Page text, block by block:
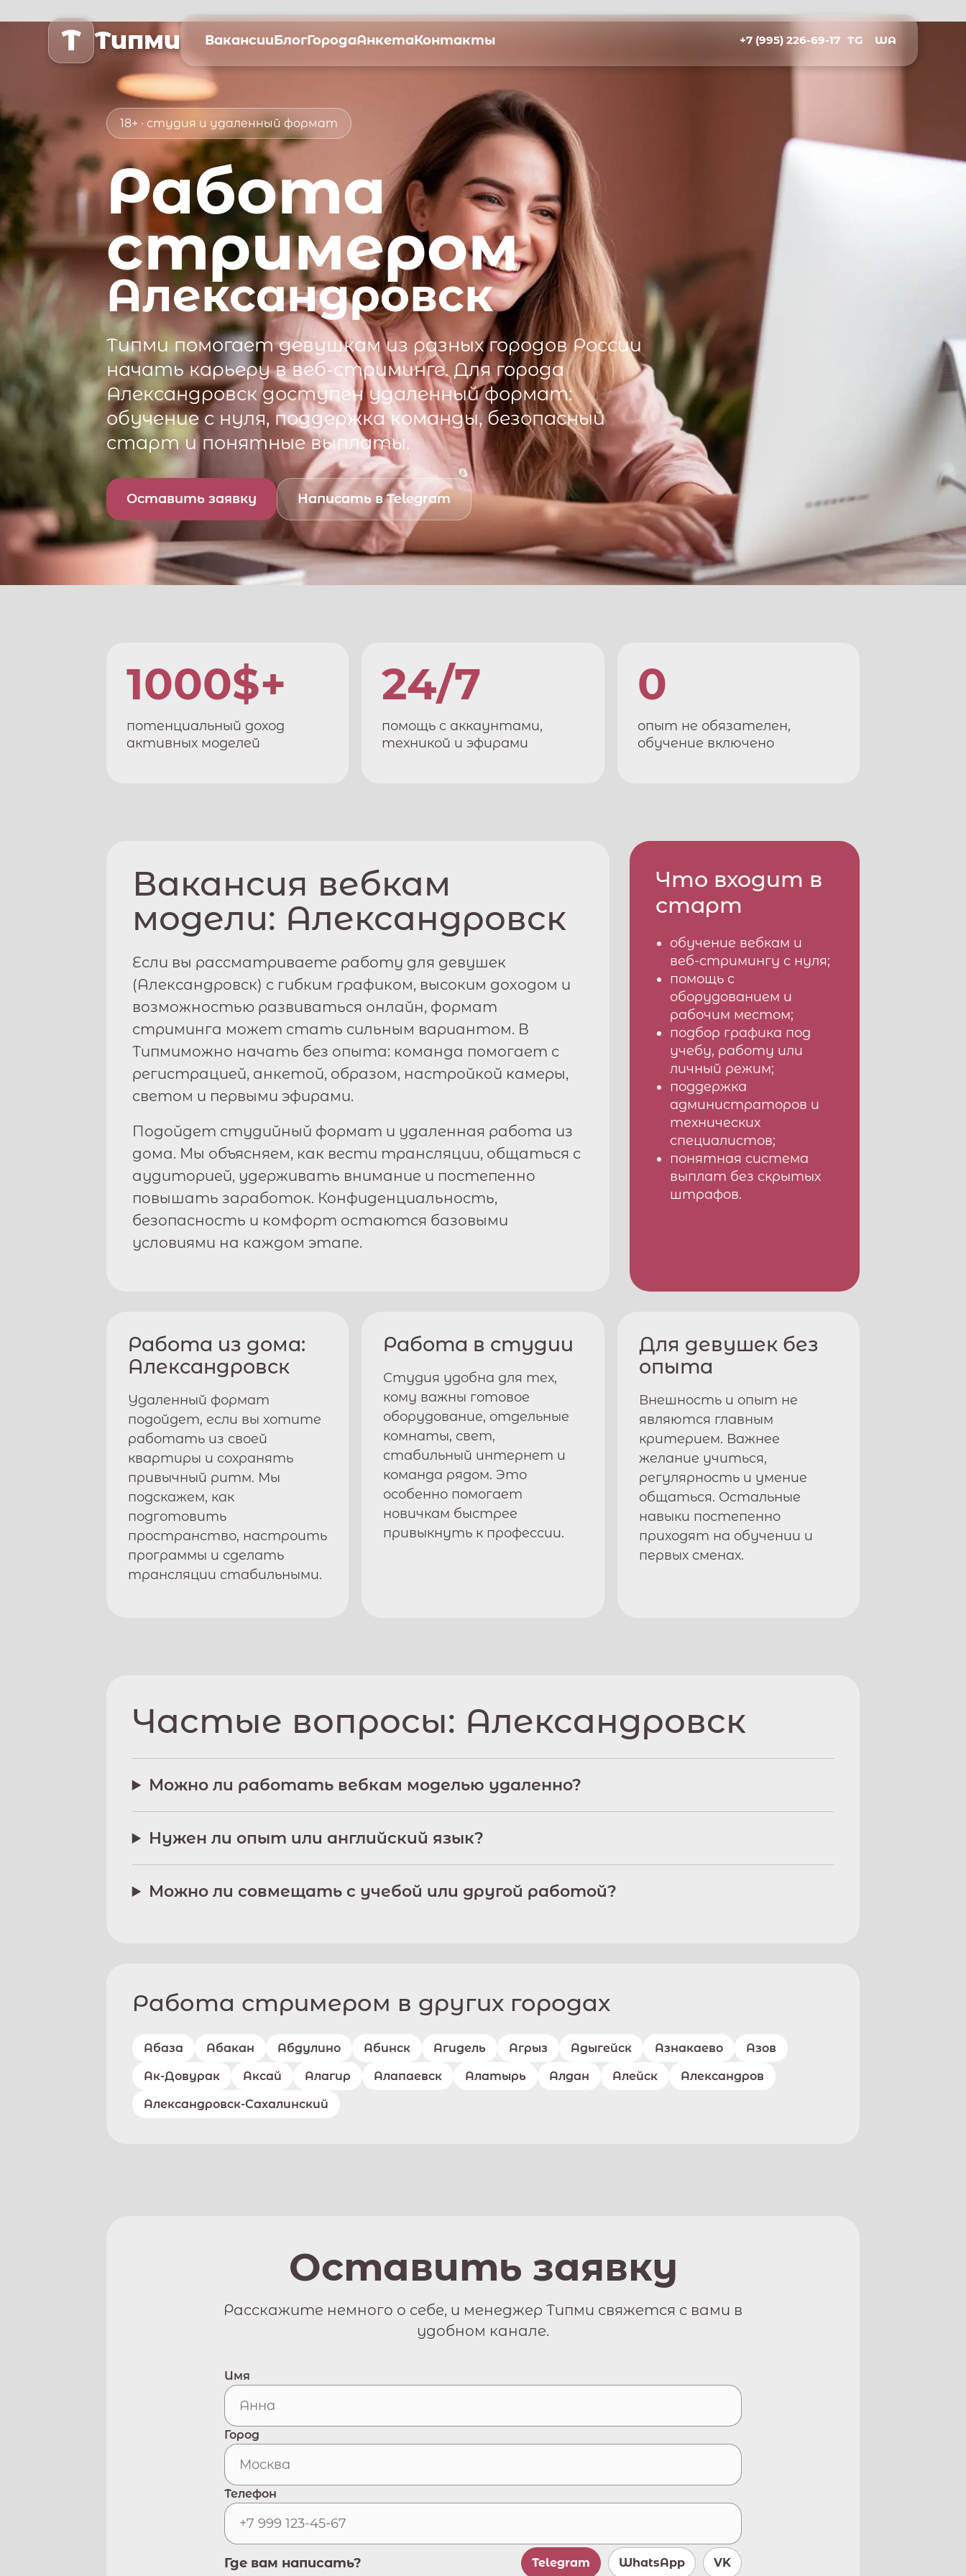
T Типми ВакансииБлогГородаАнкетаКонтакты +7 (995) 226-69-17 TG WA
18+ · студия и удаленный формат
Работа
стримером
Александровск
Типмипомогает девушкам из разных городов России
начать карьеру в веб-стриминге. Для города
Александровскдоступен удаленный формат:
обучение с нуля, поддержка команды, безопасный
старт и понятные выплаты.
Оставить заявку Написать в Telegram
1000$+
потенциальный доход
активных моделей
24/7
помощь с аккаунтами,
техникой и эфирами
0
опыт не обязателен,
обучение включено
Вакансия вебкам
модели: Александровск
Если вы рассматриваете работу для девушек
(Александровск) с гибким графиком, высоким доходом и
возможностью развиваться онлайн, формат
стриминга может стать сильным вариантом. В
Типмиможно начать без опыта: команда помогает с
регистрацией, анкетой, образом, настройкой камеры,
светом и первыми эфирами.
Подойдет студийный формат и удаленная работа из
дома. Мы объясняем, как вести трансляции, общаться с
аудиторией, удерживать внимание и постепенно
повышать заработок. Конфиденциальность,
безопасность и комфорт остаются базовыми
условиями на каждом этапе.
Что входит в
старт
обучение вебкам и
веб-стримингу с нуля;
помощь с
оборудованием и
рабочим местом;
подбор графика под
учебу, работу или
личный режим;
поддержка
администраторов и
технических
специалистов;
понятная система
выплат без скрытых
штрафов.
Работа из дома:
Александровск
Удаленный формат
подойдет, если вы хотите
работать из своей
квартиры и сохранять
привычный ритм. Мы
подскажем, как
подготовить
пространство, настроить
программы и сделать
трансляции стабильными.
Работа в студии
Студия удобна для тех,
кому важны готовое
оборудование, отдельные
комнаты, свет,
стабильный интернет и
команда рядом. Это
особенно помогает
новичкам быстрее
привыкнуть к профессии.
Для девушек без
опыта
Внешность и опыт не
являются главным
критерием. Важнее
желание учиться,
регулярность и умение
общаться. Остальные
навыки постепенно
приходят на обучении и
первых сменах.
Частые вопросы: Александровск
Можно ли работать вебкам моделью удаленно?
Нужен ли опыт или английский язык?
Можно ли совмещать с учебой или другой работой?
Работа стримером в других городах
Абаза Абакан Абдулино Абинск Агидель Агрыз Адыгейск Азнакаево Азов
Ак-Довурак Аксай Алагир Алапаевск Алатырь Алдан Алейск Александров
Александровск-Сахалинский
Оставить заявку
Расскажите немного о себе, и менеджер Типми свяжется с вами в
удобном канале.
Имя
Город
Телефон
Где вам написать? Telegram WhatsApp VK